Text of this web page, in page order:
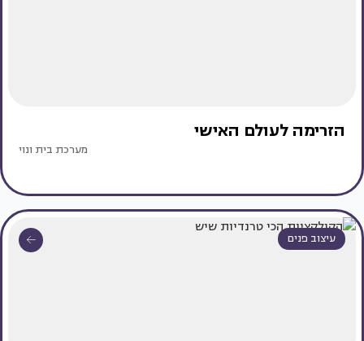
הזרימה לעולם האישי
מערכת בית ונוי
עיצוב פנים